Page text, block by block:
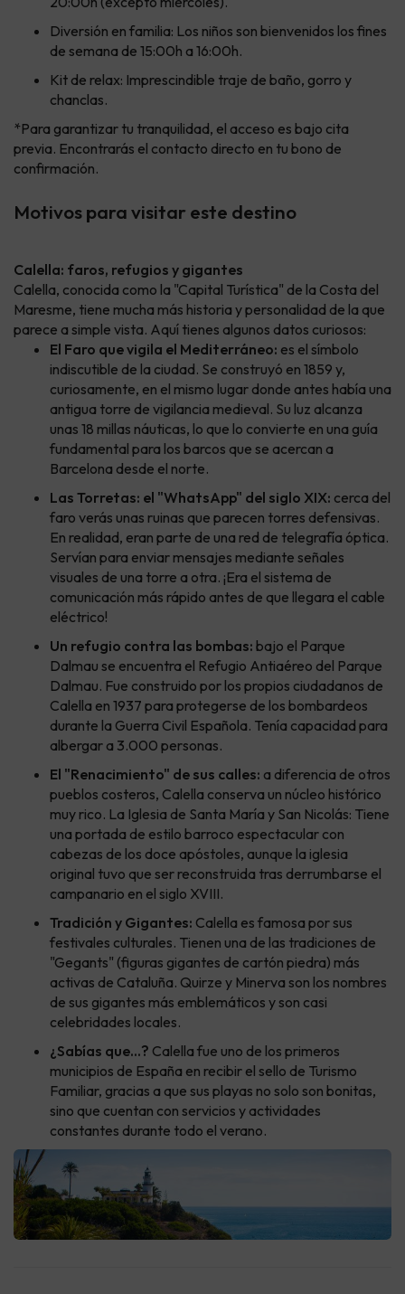
Diversión en familia: Los niños son bienvenidos los fines
de semana de 15:00h a 16:00h.
Kit de relax: Imprescindible traje de baño, gorro y
chanclas.
*Para garantizar tu tranquilidad, el acceso es bajo cita
previa. Encontrarás el contacto directo en tu bono de
confirmación.
Motivos para visitar este destino
Calella: faros, refugios y gigantes
Calella, conocida como la "Capital Turística" de la Costa del
Maresme, tiene mucha más historia y personalidad de la que
parece a simple vista. Aquí tienes algunos datos curiosos:
El Faro que vigila el Mediterráneo: es el símbolo
indiscutible de la ciudad. Se construyó en 1859 y,
curiosamente, en el mismo lugar donde antes había una
antigua torre de vigilancia medieval. Su luz alcanza
unas 18 millas náuticas, lo que lo convierte en una guía
fundamental para los barcos que se acercan a
Barcelona desde el norte.
Las Torretas: el "WhatsApp" del siglo XIX: cerca del
faro verás unas ruinas que parecen torres defensivas.
En realidad, eran parte de una red de telegrafía óptica.
Servían para enviar mensajes mediante señales
visuales de una torre a otra. ¡Era el sistema de
comunicación más rápido antes de que llegara el cable
eléctrico!
Un refugio contra las bombas: bajo el Parque
Dalmau se encuentra el Refugio Antiaéreo del Parque
Dalmau. Fue construido por los propios ciudadanos de
Calella en 1937 para protegerse de los bombardeos
durante la Guerra Civil Española. Tenía capacidad para
albergar a 3.000 personas.
El "Renacimiento" de sus calles: a diferencia de otros
pueblos costeros, Calella conserva un núcleo histórico
muy rico. La Iglesia de Santa María y San Nicolás: Tiene
una portada de estilo barroco espectacular con
cabezas de los doce apóstoles, aunque la iglesia
original tuvo que ser reconstruida tras derrumbarse el
campanario en el siglo XVIII.
Tradición y Gigantes: Calella es famosa por sus
festivales culturales. Tienen una de las tradiciones de
"Gegants" (figuras gigantes de cartón piedra) más
activas de Cataluña. Quirze y Minerva son los nombres
de sus gigantes más emblemáticos y son casi
celebridades locales.
¿Sabías que...? Calella fue uno de los primeros
municipios de España en recibir el sello de Turismo
Familiar, gracias a que sus playas no solo son bonitas,
sino que cuentan con servicios y actividades
constantes durante todo el verano.